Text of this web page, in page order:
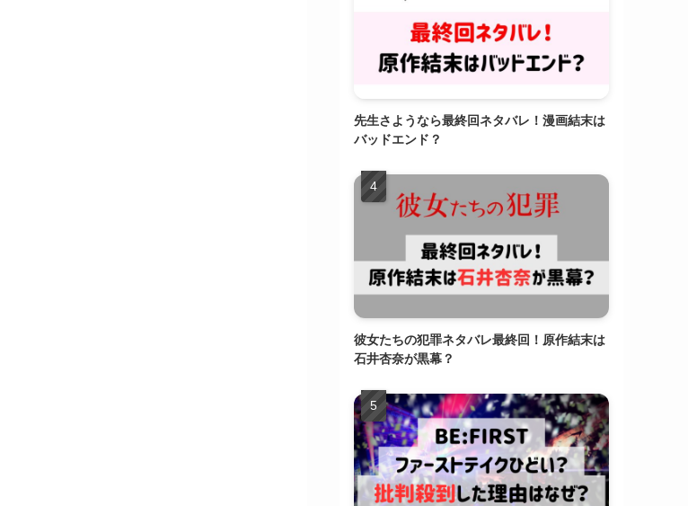
先生さようなら最終回ネタバレ！漫画結末は
バッドエンド？
彼女たちの犯罪ネタバレ最終回！原作結末は
石井杏奈が黒幕？